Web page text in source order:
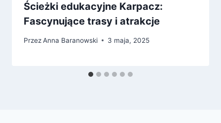
Ścieżki edukacyjne Karpacz:
Fascynujące trasy i atrakcje
PrzezAnna Baranowski 3 maja, 2025